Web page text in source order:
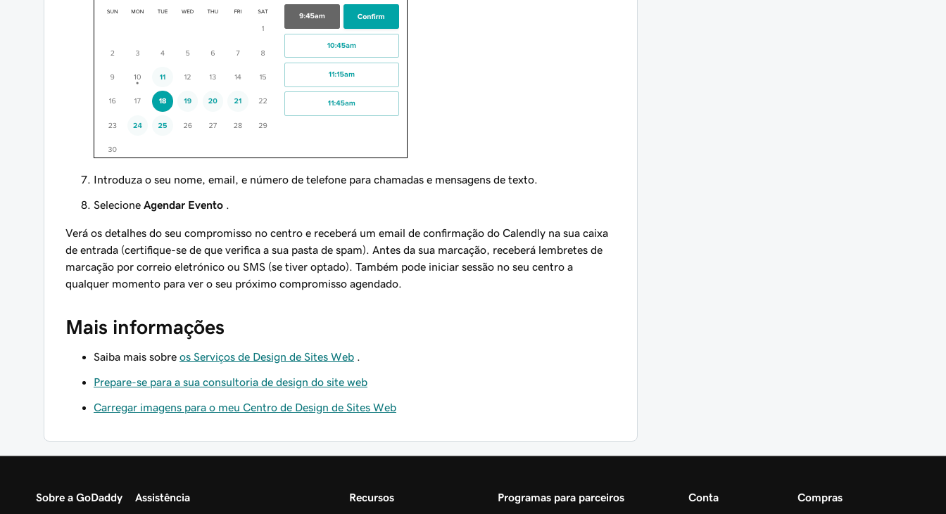
Introduza o seu nome, email, e número de telefone para chamadas e mensagens de texto.
Selecione Agendar Evento
Verá os detalhes do seu compromisso no centro e receberá um email de confirmação do Calendly na sua caixa
de entrada (certifique-se de que verifica a sua pasta de spam). Antes da sua marcação, receberá lembretes de
marcação por correio eletrónico ou SMS (se tiver optado). Também pode iniciar sessão no seu centro a
qualquer momento para ver o seu próximo compromisso agendado.
Mais informações
Saiba mais sobre os Serviços de Design de Sites Web
Prepare-se para a sua consultoria de design do site web
Carregar imagens para o meu Centro de Design de Sites Web
Sobre a GoDaddy Assistência Recursos Programas para parceiros Conta Compras